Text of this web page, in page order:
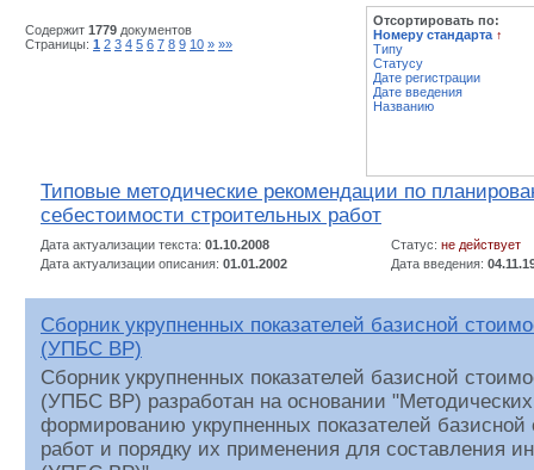
Содержит 1779 документов
Страницы: 1 2 3 4 5 6 7 8 9 10 » »»
Отсортировать по:
Номеру стандарта ↑
Типу
Статусу
Дате регистрации
Дате введения
Названию
Типовые методические рекомендации по
себестоимости строительных работ
Дата актуализации текста: 01.10.2008 Статус: не действует
Дата актуализации описания: 01.01.2002 Дата введения:
Сборник укрупненных показателей базисной
(УПБС ВР)
Сборник укрупненных показателей базисной
(УПБС ВР) разработан на основании
формированию укрупненных показателей
работ и порядку их применения для составления